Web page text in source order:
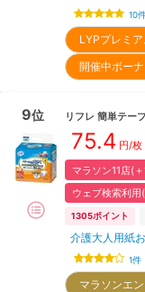
10
LYPプレミ
開催中ボー
9位 リフレ 簡単テー
75.4 円/枚
マラソン11店(
ウェブ検索利用
1305ポイント
介護大人用紙
1件
マラソンエ